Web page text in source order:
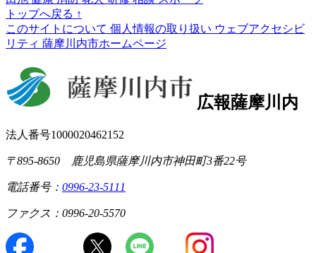
トップへ戻る ↑
このサイトについて 個人情報の取り扱い ウェブアクセシビ
リティ 薩摩川内市ホームページ
広報薩摩川内
法人番号1000020462152
〒895-8650 鹿児島県薩摩川内市神田町3番22号
電話番号： 0996-23-5111
ファクス：0996-20-5570